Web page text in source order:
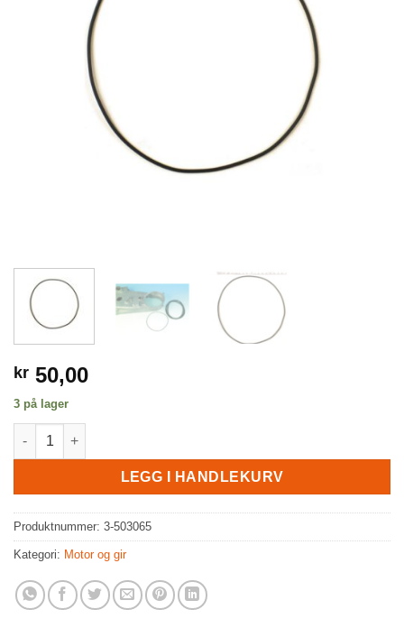
kr 50,00
3 på lager
James O-ring, Inner cover to crankcase antall
LEGG I HANDLEKURV
Produktnummer: 3-503065
Kategori: Motor og gir